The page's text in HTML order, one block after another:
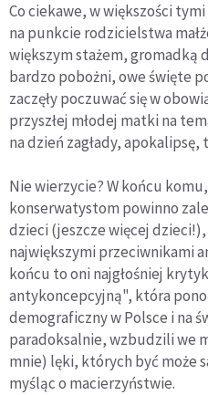
Co ciekawe, w większości
na punkcie rodzicielstwa
większym stażem, gromadką
bardzo pobożni, owe święte
zaczęły poczuwać się w
przyszłej młodej matki na
na dzień zagłady,
Nie wierzycie? W końcu
konserwatystom powinno
dzieci (jeszcze więcej
największymi przeciwnikami
końcu to oni najgłośniej
antykoncepcyjną", która
demograficzny w Polsce i na
paradoksalnie, wzbudzili we
mnie) lęki, których być może
myśląc o macierzyństwie.